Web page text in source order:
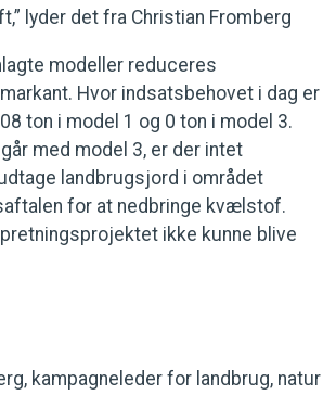
lyder det fra Christian Fromberg
modeller reduceres
Hvor indsatsbehovet i dag er
ton i model 1 og 0 ton i model 3.
med model 3, er der intet
landbrugsjord i området
for at nedbringe kvælstof.
ikke kunne blive
kampagneleder for landbrug, natur